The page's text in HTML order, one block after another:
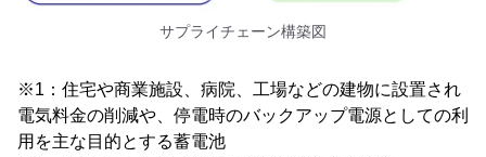
サプライチェーン構築図
※1：住宅や商業施設、病院、工場などの建物に設置され
電気料金の削減や、停電時のバックアップ電源としての利
用を主な目的とする蓄電池